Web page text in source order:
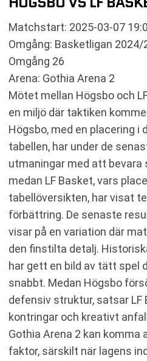
Matchstart: 2025-03-07
Omgång: Basketligan 2024/
Omgång 26
Arena: Gothia Arena 2
Mötet mellan Högsbo och
en miljö där taktiken
Högsbo, med en placering i
tabellen, har under de
utmaningar med att
medan LF Basket, vars
tabellöversikten, har visat
förbättring. De senaste
visar på en variation där
den finstilta detalj.
har gett en bild av tätt spel
snabbt. Medan Högsbo
defensiv struktur, satsar LF
kontringar och kreativt
Gothia Arena 2 kan komma
faktor, särskilt när lagens